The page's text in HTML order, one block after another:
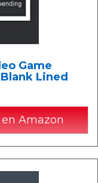
Game
Lined
Amazon